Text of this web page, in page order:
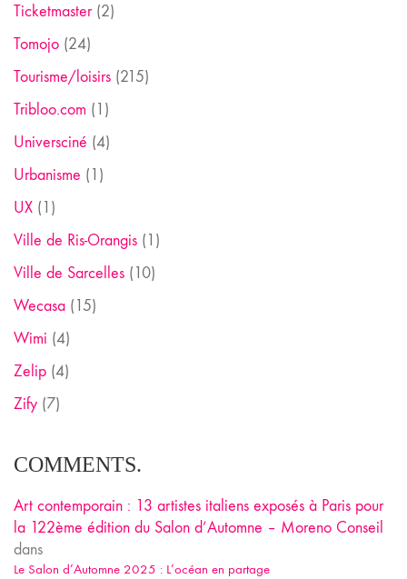
Ticketmaster(2)
Tomojo (24)
Tourisme/loisirs (215)
Tribloo.com (1)
Universciné (4)
Urbanisme (1)
UX (1)
Ville de Ris-Orangis (1)
Ville de Sarcelles (10)
Wecasa (15)
Wimi (4)
Zelip (4)
Zify (7)
COMMENTS.
Art contemporain : 13 artistes italiens exposés à Paris pour
la 122ème édition du Salon d’Automne – Moreno Conseil
dans
Le Salon d’Automne 2025 : L’océan en partage